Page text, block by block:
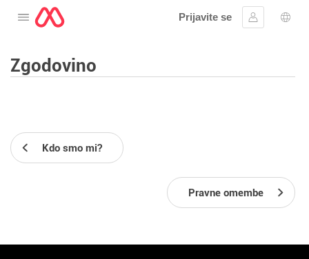
Odprite meni
Prijavite se
Vpis
Zgodovino
Kdo smo mi?
Pravne omembe